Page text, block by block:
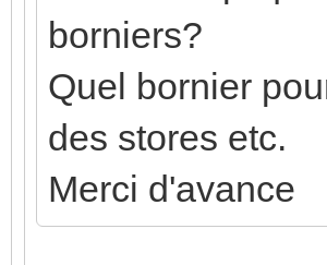
borniers?
Quel bornier
des stores etc.
Merci d'avance